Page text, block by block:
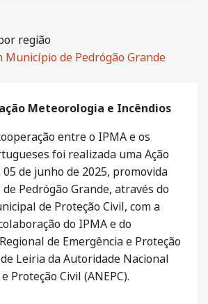
região
Município de Pedrógão Grande
Meteorologia e Incêndios
entre o IPMA e os
foi realizada uma Ação
05 de junho de 2025, promovida
Pedrógão Grande, através do
de Proteção Civil, com a
do IPMA e do
de Emergência e Proteção
Leiria da Autoridade Nacional
Proteção Civil (ANEPC).